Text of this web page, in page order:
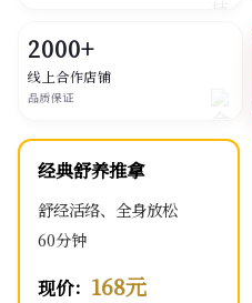
2000+
线上合作店铺
品质保证
经典舒养推拿
舒经活络、全身放松
60分钟
现价： 168元